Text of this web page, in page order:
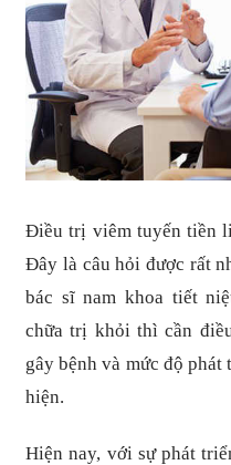
Điều trị viêm tuyến tiền
Đây là câu hỏi được rất
bác sĩ nam khoa tiết
chữa trị khỏi thì cần
gây bệnh và mức độ
hiện.
Hiện nay, với sự phát